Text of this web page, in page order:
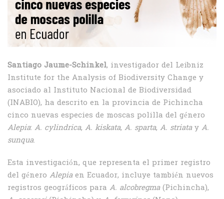
Santiago Jaume-Schinkel, investigador del Leibniz
Institute for the Analysis of Biodiversity Change y
asociado al Instituto Nacional de Biodiversidad
(INABIO), ha descrito en la provincia de Pichincha
cinco nuevas especies de moscas polilla del género
Alepia: A. cylindrica, A. kiskata, A. sparta, A. striatay A.
sunqua.
Esta investigación, que representa el primer registro
del género Alepiaen Ecuador, incluye también nuevos
registros geográficos para A. alcobregma(Pichincha),